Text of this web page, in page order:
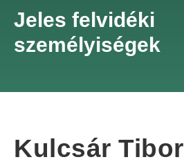
Jeles felvidéki
személyiségek
Kulcsár Tibor